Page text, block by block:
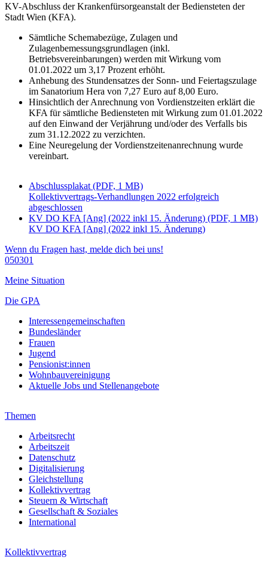
KV-Abschluss der Krankenfürsorgeanstalt der Bediensteten der
Stadt Wien (KFA).
Sämtliche Schemabezüge, Zulagen und
Zulagenbemessungsgrundlagen (inkl.
Betriebsvereinbarungen) werden mit Wirkung vom
01.01.2022 um 3,17 Prozent erhöht.
Anhebung des Stundensatzes der Sonn- und Feiertagszulage
im Sanatorium Hera von 7,27 Euro auf 8,00 Euro.
Hinsichtlich der Anrechnung von Vordienstzeiten erklärt die
KFA für sämtliche Bediensteten mit Wirkung zum 01.01.2022
auf den Einwand der Verjährung und/oder des Verfalls bis
zum 31.12.2022 zu verzichten.
Eine Neuregelung der Vordienstzeitenanrechnung wurde
vereinbart.
Abschlussplakat (PDF, 1 MB)
Kollektivvertrags-Verhandlungen 2022 erfolgreich
abgeschlossen
KV DO KFA [Ang] (2022 inkl 15. Änderung) (PDF, 1 MB)
KV DO KFA [Ang] (2022 inkl 15. Änderung)
Wenn du Fragen hast, melde dich bei uns!
050301
Meine Situation
Die GPA
Interessengemeinschaften
Bundesländer
Frauen
Jugend
Pensionist:innen
Wohnbauvereinigung
Aktuelle Jobs und Stellenangebote
Themen
Arbeitsrecht
Arbeitszeit
Datenschutz
Digitalisierung
Gleichstellung
Kollektivvertrag
Steuern & Wirtschaft
Gesellschaft & Soziales
International
Kollektivvertrag